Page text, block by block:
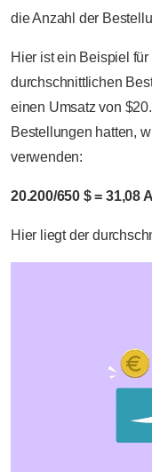
die Anzahl der
Hier ist ein Beispiel
durchschnittlichen
einen Umsatz von
Bestellungen hatten,
verwenden:
20.200/650 $ = 31,08
Hier liegt der